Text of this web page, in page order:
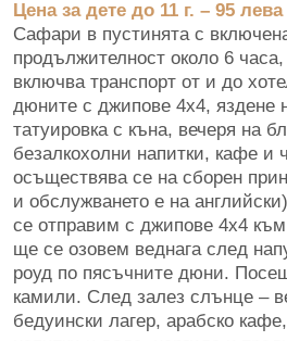
Цена за дете до 11 г. – 95 лева
Сафари в пустинята с
продължителност около 6
включва транспорт от и до
дюните с джипове 4х4, яздене
татуировка с къна, вечеря на
безалкохолни напитки, кафе и
осъществява се на сборен
и обслужването е на
се отправим с джипове 4х4 към
ще се озовем веднага след
роуд по пясъчните дюни.
камили. След залез слънце –
бедуински лагер, арабско